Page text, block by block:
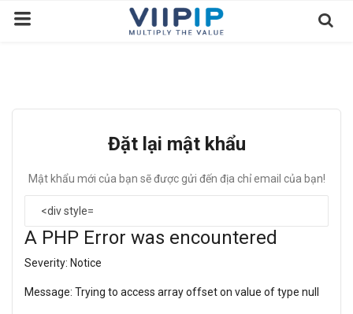
Liên hệ
Tầm nhìn
Tuyển dụng nhân sự
Quy Trình/Hướng Dẫn Đầu Tư
Tiêu Chuẩn Việt Nam
Đặt lại mật khẩu
Mật khẩu mới của bạn sẽ được gửi đến địa chỉ email của bạn!
A PHP Error was encountered
Severity: Notice
Message: Trying to access array offset on value of type null